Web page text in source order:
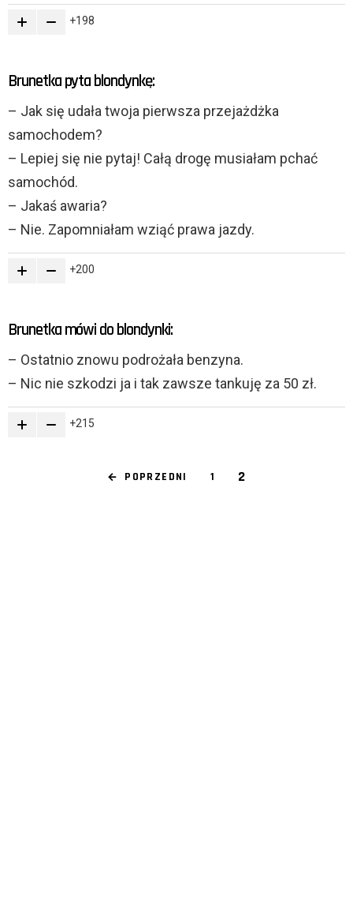
198
Brunetka pyta blondynkę:
– Jak się udała twoja pierwsza przejażdżka
samochodem?
– Lepiej się nie pytaj! Całą drogę musiałam pchać
samochód.
– Jakaś awaria?
– Nie. Zapomniałam wziąć prawa jazdy.
200
Brunetka mówi do blondynki:
– Ostatnio znowu podrożała benzyna.
– Nic nie szkodzi ja i tak zawsze tankuję za 50 zł.
215
POPRZEDNI 1 2